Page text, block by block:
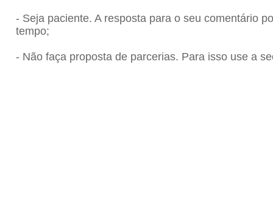
- Seja paciente. A resposta para o seu comentário
tempo;
- Não faça proposta de parcerias. Para isso use a